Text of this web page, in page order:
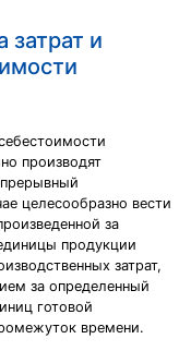
и
производят
целесообразно вести
за
продукции
затрат,
за определенный
готовой
времени.